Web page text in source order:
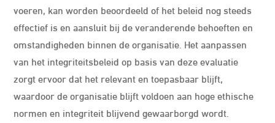
voeren, kan worden beoordeeld of het beleid nog steeds
effectief is en aansluit bij de veranderende behoeften en
omstandigheden binnen de organisatie. Het aanpassen
van het integriteitsbeleid op basis van deze evaluatie
zorgt ervoor dat het relevant en toepasbaar blijft,
waardoor de organisatie blijft voldoen aan hoge ethische
normen en integriteit blijvend gewaarborgd wordt.